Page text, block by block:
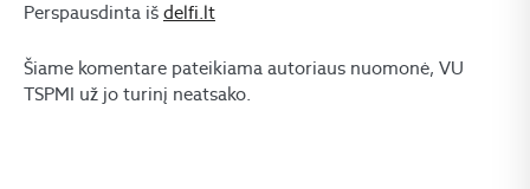
Perspausdinta iš delfi.lt
Šiame komentare pateikiama autoriaus nuomonė, VU
TSPMI už jo turinį neatsako.